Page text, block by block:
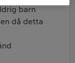
barn
då detta